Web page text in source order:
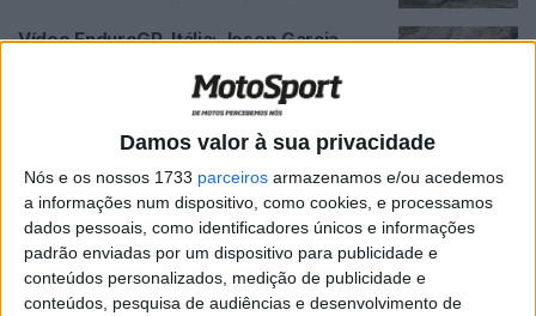
Damos valor à sua privacidade
Nós e os nossos 1733 parceiros armazenamos e/ou acedemos
a informações num dispositivo, como cookies, e processamos
dados pessoais, como identificadores únicos e informações
padrão enviadas por um dispositivo para publicidade e
conteúdos personalizados, medição de publicidade e
conteúdos, pesquisa de audiências e desenvolvimento de
Vídeo EnduroGP, Itália: Josep Garcia
23 JUNHO, 2024 0
Tendências Comentários Novidades
MotoGP- Reviravolta com Oliveira na Honda
8 SETEMBRO, 2025